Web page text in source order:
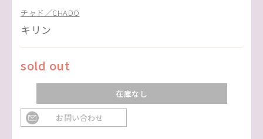
チャド／CHADO
キリン
sold out
在庫なし
お問い合わせ